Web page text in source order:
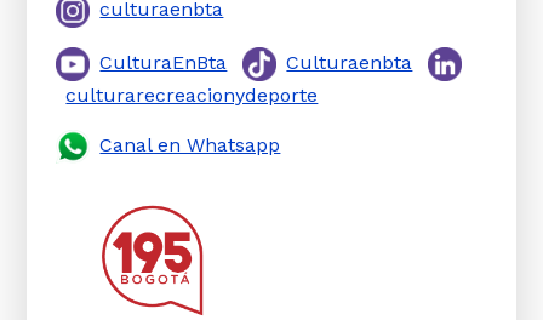
culturaenbta
CulturaEnBta
Culturaenbta
culturarecreacionydeporte
Canal en Whatsapp